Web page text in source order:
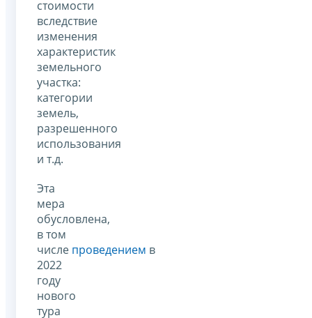
стоимости
вследствие
изменения
характеристик
земельного
участка:
категории
земель,
разрешенного
использования
и т.д.
Эта
мера
обусловлена,
в том
числе проведением в
2022
году
нового
тура